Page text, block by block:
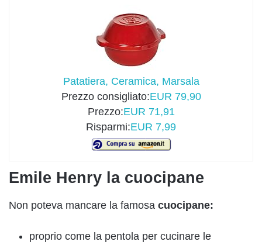
Patatiera, Ceramica, Marsala
Prezzo consigliato:EUR 79,90
Prezzo:EUR 71,91
Risparmi:EUR 7,99
Emile Henry la cuocipane
Non poteva mancare la famosa cuocipane:
proprio come la pentola per cucinare le